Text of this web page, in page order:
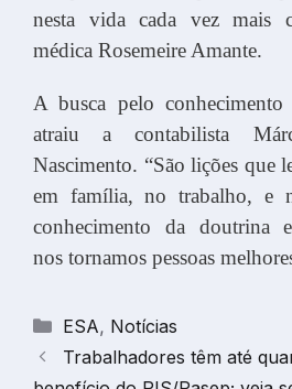
nesta vida cada vez mais
médica Rosemeire Amante.
A busca pelo
atraiu a contabilista
Nascimento. “São lições que
em família, no trabalho, e
conhecimento da doutrina
nos tornamos pessoas
Categorias
ESA, Notícias
Trabalhadores têm até